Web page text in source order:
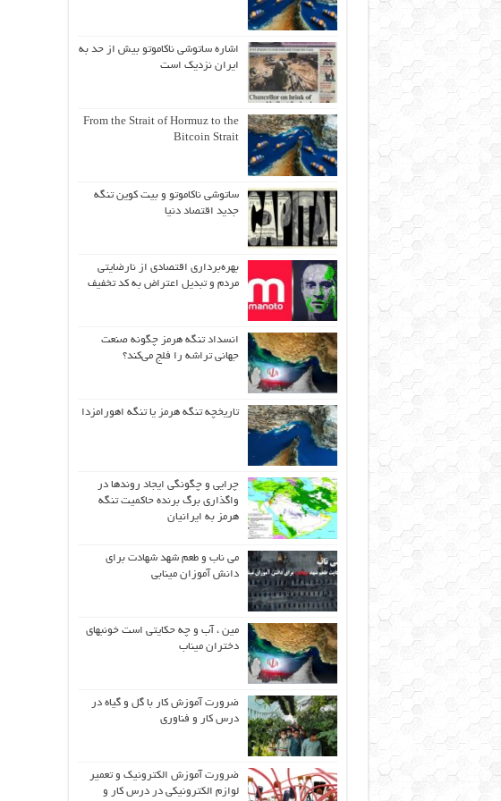
اشاره ساتوشی ناکاموتو بیش از حد به
ایران نزدیک است
From the Strait of Hormuz to the
Bitcoin Strait
ساتوشی ناکاموتو و بیت کوین تنگه
جدید اقتصاد دنیا
بهره‌برداری اقتصادی از نارضایتی
مردم و تبدیل اعتراض به کد تخفیف
انسداد تنگه هرمز چگونه صنعت
جهانی تراشه را فلج می‌کند؟
تاریخچه تنگه هرمز یا تنگه اهورامزدا
چرایی و چگونگی ایجاد روندها در
واگذاری برگ برنده حاکمیت تنگه
هرمز به ایرانیان
می ناب و طعم شهد شهادت برای
دانش آموزان مینابی
مین ، آب و چه حکایتی است خونبهای
دختران میناب
ضرورت آموزش کار با گل و گیاه در
درس کار و فناوری
ضرورت آموزش الکترونیک و تعمیر
لوازم الکترونیکی در درس کار و